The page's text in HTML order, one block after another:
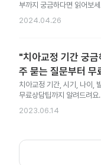
부까지 궁금하다면 읽어보
2024.04.26
"치아교정 기간 궁
주 묻는 질문부터 무
치아교정 기간, 시기, 나이,
무료상담팁까지 알려드려요.
2023.06.14